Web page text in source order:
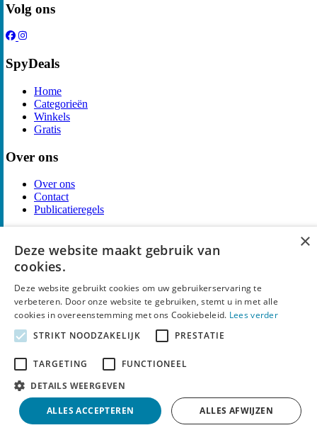
Volg ons
SpyDeals
Home
Categorieën
Winkels
Gratis
Over ons
Over ons
Contact
Publicatieregels
Privacy
Algemene Voorwaarden
Disclaimer
Notice and Takedown
Copyright © SpyDeals2026. Alle rechten voorbehouden.
×
Deze website maakt gebruik van
cookies.
Deze website gebruikt cookies om uw gebruikerservaring te
verbeteren. Door onze website te gebruiken, stemt u in met alle
cookies in overeenstemming met ons Cookiebeleid. Lees verder
STRIKT NOODZAKELIJK
PRESTATIE
TARGETING
FUNCTIONEEL
DETAILS WEERGEVEN
ALLES ACCEPTEREN ALLES AFWIJZEN